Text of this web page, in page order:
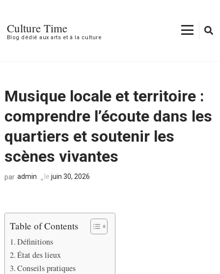
contenu
(Pressez
Culture Time
Blog dédié aux arts et à la culture
Musique locale et territoire :
comprendre l’écoute dans les
quartiers et soutenir les
scènes vivantes
par admin le juin 30, 2026
Table of Contents
Définitions
État des lieux
Conseils pratiques